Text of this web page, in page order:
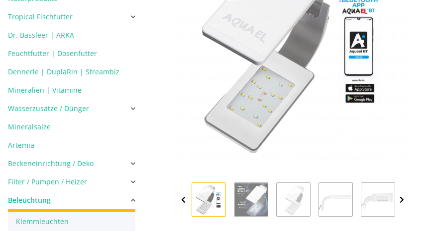
Tropical Fischfutter
Dr. Bassleer | ARKA
Feuchtfutter | Dosenfutter
Dennerle | DuplaRin | Streambiz
Mineralien | Vitamine
Wasserzusätze / Dünger
Mineralsalze
Artemia
Beckeneinrichtung / Deko
Filter / Pumpen / Heizer
Beleuchtung
Klemmleuchten